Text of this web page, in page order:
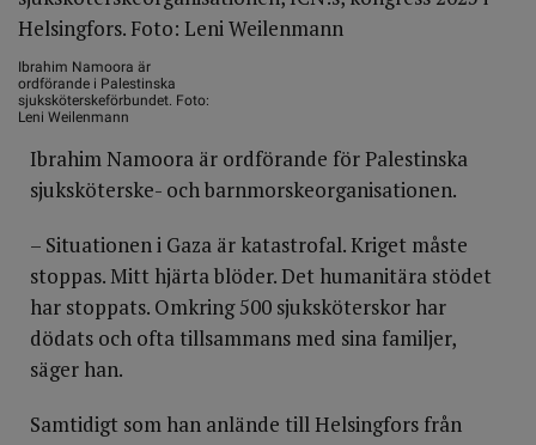
Ibrahim Namoora är
ordförande i Palestinska
sjuksköterskeförbundet. Foto:
Leni Weilenmann
Ibrahim Namoora är ordförande för Palestinska
sjuksköterske- och barnmorskeorganisationen.
– Situationen i Gaza är katastrofal. Kriget måste
stoppas. Mitt hjärta blöder. Det humanitära stödet
har stoppats. Omkring 500 sjuksköterskor har
dödats och ofta tillsammans med sina familjer,
säger han.
Samtidigt som han anlände till Helsingfors från